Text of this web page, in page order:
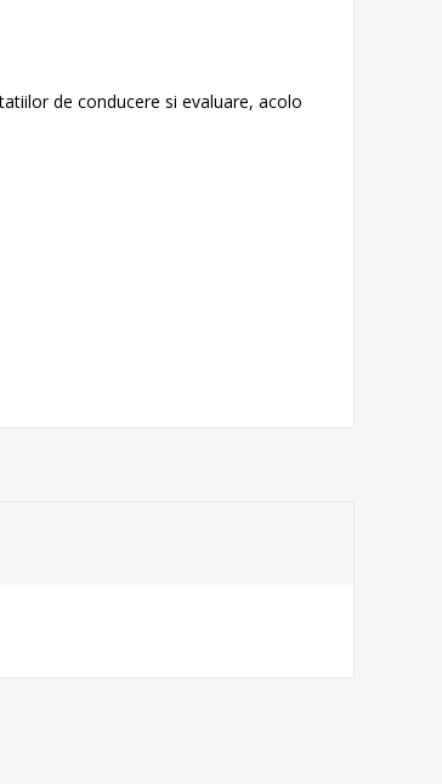
de conducere si evaluare, acolo